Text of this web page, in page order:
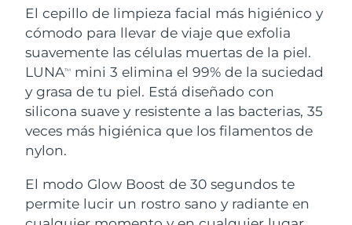
El cepillo de limpieza facial más higiénico y
cómodo para llevar de viaje que exfolia
suavemente las células muertas de la piel.
LUNATM
mini 3 elimina el 99% de la suciedad
y grasa de tu piel. Está diseñado con
silicona suave y resistente a las bacterias, 35
veces más higiénica que los filamentos de
nylon.
El modo Glow Boost de 30 segundos te
permite lucir un rostro sano y radiante en
Anti-aging massage
LUNA™ 4 Plus
Massage, LED heating
Microcurrent toning
BEAR™ 2 go
Microcurrent toning on-the-go
Hidratación
UFO™ 3 pack
Deep facial hydration
Near-infrared and red light therapy
device
Cuidado bucal
issa™ 4
Hybrid silicone sonic toothbrush
Smart hybrid silicone sonic toothbrush
TRATAMIENTO ANTIEDAD FAQ™
Antiedad Tratamientos LED
Bermudas Entrega prevista8/18/26
Bosnia y Herzegovina Entrega prevista 8/15/26
Bulgaria Entrega prevista8/12/26
Canadá
Chile Entrega prevista8/16/26